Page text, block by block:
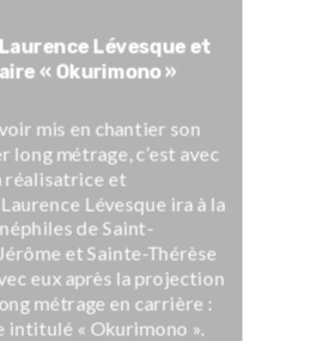
Lévesque et
« Okurimono »
mis en chantier son
long métrage, c’est avec
réalisatrice et
Lévesque ira à la
de Saint-
et Sainte-Thérèse
eux après la projection
métrage en carrière :
intitulé « Okurimono ».